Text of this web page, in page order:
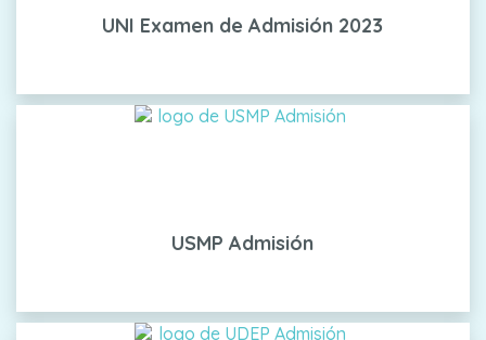
UNI Examen de Admisión 2023
USMP Admisión